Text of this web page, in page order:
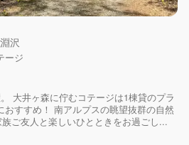
沢
ージ
大井ヶ森に佇むコテージは1棟貸のプラ
すすめ！ 南アルプスの眺望抜群の自然
ご友人と楽しいひとときをお過ごし...